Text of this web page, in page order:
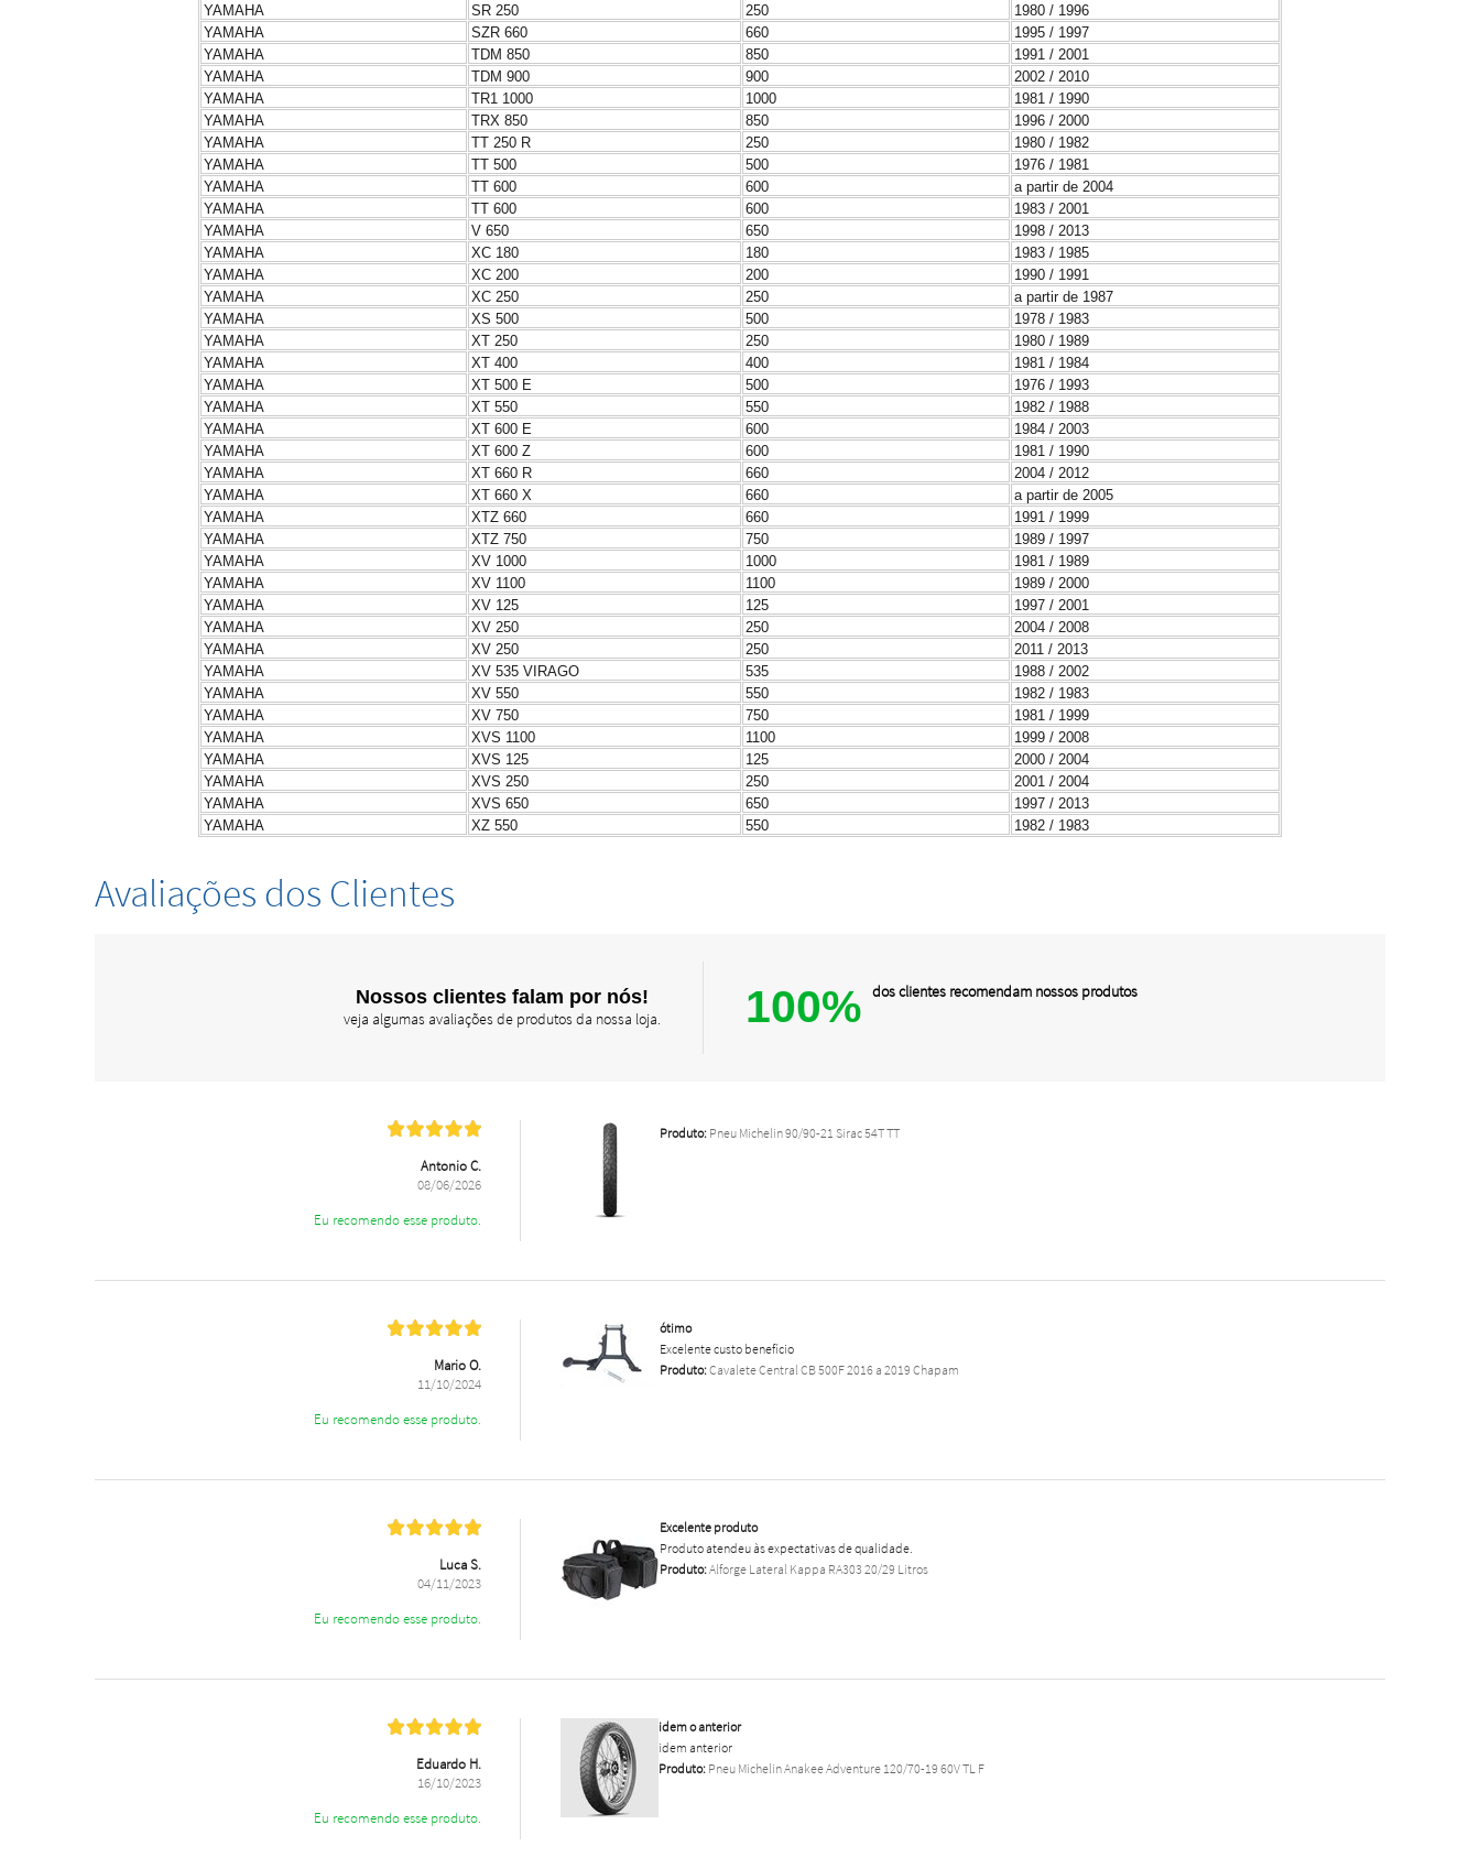
YAMAHA
SR 250 250
1980 / 1996
YAMAHA
SZR 660 660
1995 / 1997
YAMAHA
TDM 850 850
1991 / 2001
YAMAHA
TDM 900 900
2002 / 2010
YAMAHA
TR1 1000 1000
1981 / 1990
YAMAHA
TRX 850 850
1996 / 2000
YAMAHA
TT 250 R 250
1980 / 1982
YAMAHA
TT 500 500
1976 / 1981
YAMAHA
TT 600 600
a partir de 2004
YAMAHA
TT 600 600
1983 / 2001
YAMAHA
V 650 650
1998 / 2013
YAMAHA
XC 180 180
1983 / 1985
YAMAHA
XC 200 200
1990 / 1991
YAMAHA
XC 250 250
a partir de 1987
YAMAHA
XS 500 500
1978 / 1983
YAMAHA
XT 250 250
1980 / 1989
YAMAHA
XT 400 400
1981 / 1984
YAMAHA
XT 500 E 500
1976 / 1993
YAMAHA
XT 550 550
1982 / 1988
YAMAHA
XT 600 E 600
1984 / 2003
YAMAHA
XT 600 Z 600
1981 / 1990
YAMAHA
XT 660 R 660
2004 / 2012
YAMAHA
XT 660 X 660
a partir de 2005
YAMAHA
XTZ 660 660
1991 / 1999
YAMAHA
XTZ 750 750
1989 / 1997
YAMAHA
XV 1000 1000
1981 / 1989
YAMAHA
XV 1100 1100
1989 / 2000
YAMAHA
XV 125 125
1997 / 2001
YAMAHA
XV 250 250
2004 / 2008
YAMAHA
XV 250 250
2011 / 2013
YAMAHA
XV 535 VIRAGO 535
1988 / 2002
YAMAHA
XV 550 550
1982 / 1983
YAMAHA
XV 750 750
1981 / 1999
YAMAHA
XVS 1100 1100
1999 / 2008
YAMAHA
XVS 125 125
2000 / 2004
YAMAHA
XVS 250 250
2001 / 2004
YAMAHA
XVS 650 650
1997 / 2013
YAMAHA
XZ 550 550 1982 / 1983
Avaliações dos Clientes
Nossos clientes falam por nós!
veja algumas avaliações de produtos da nossa loja. 100% dos clientes recomendam nossos produtos
Antonio C.
08/06/2026
Eu recomendo esse produto.
Produto:Pneu Michelin 90/90-21 Sirac 54T TT
Mario O.
11/10/2024
Eu recomendo esse produto.
ótimo
Excelente custo benefício
Produto:Cavalete Central CB 500F 2016 a 2019 Chapam
Luca S.
04/11/2023
Eu recomendo esse produto.
Excelente produto
Produto atendeu às expectativas de qualidade.
Produto:Alforge Lateral Kappa RA303 20/29 Litros
Eduardo H.
16/10/2023
Eu recomendo esse produto.
idem o anterior
idem anterior
Produto:Pneu Michelin Anakee Adventure 120/70-19 60V TL F